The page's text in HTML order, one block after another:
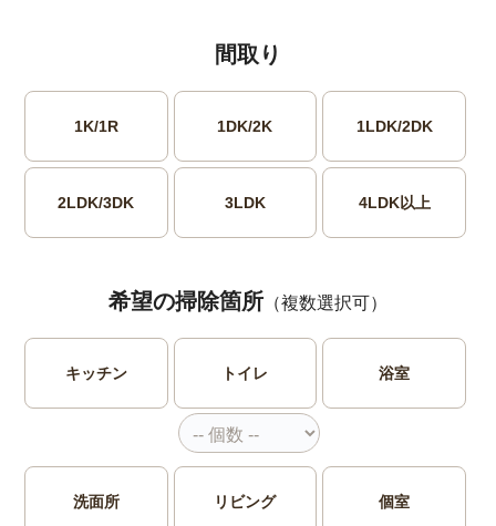
間取り
1K/1R 1DK/2K 1LDK/2DK
2LDK/3DK 3LDK 4LDK以上
希望の掃除箇所 （複数選択可）
キッチン トイレ 浴室
洗面所 リビング 個室